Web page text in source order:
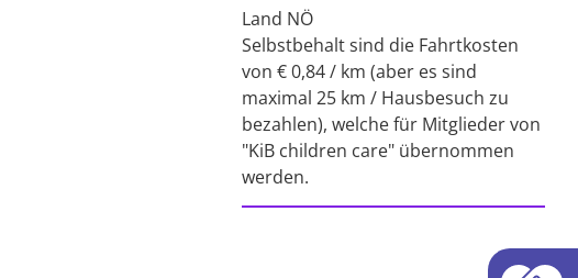
Land NÖ
Selbstbehalt sind die Fahrtkosten
von € 0,84 / km (aber es sind
maximal 25 km / Hausbesuch zu
bezahlen), welche für Mitglieder von
"KiB children care" übernommen
werden.